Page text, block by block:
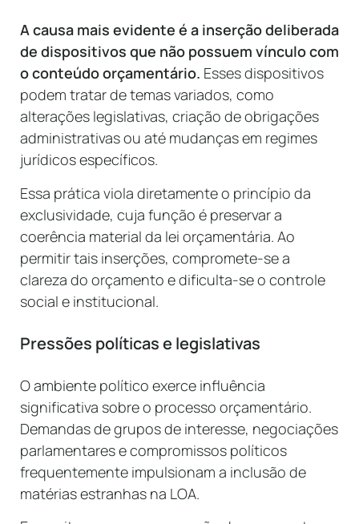
A causa mais evidente é a inserção deliberada
de dispositivos que não possuem vínculo com
o conteúdo orçamentário. Esses dispositivos
podem tratar de temas variados, como
alterações legislativas, criação de obrigações
administrativas ou até mudanças em regimes
jurídicos específicos.
Essa prática viola diretamente o princípio da
exclusividade, cuja função é preservar a
coerência material da lei orçamentária. Ao
permitir tais inserções, compromete-se a
clareza do orçamento e dificulta-se o controle
social e institucional.
Pressões políticas e legislativas
O ambiente político exerce influência
significativa sobre o processo orçamentário.
Demandas de grupos de interesse, negociações
parlamentares e compromissos políticos
frequentemente impulsionam a inclusão de
matérias estranhas na LOA.